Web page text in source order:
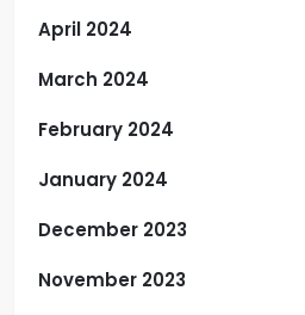
April 2024
March 2024
February 2024
January 2024
December 2023
November 2023